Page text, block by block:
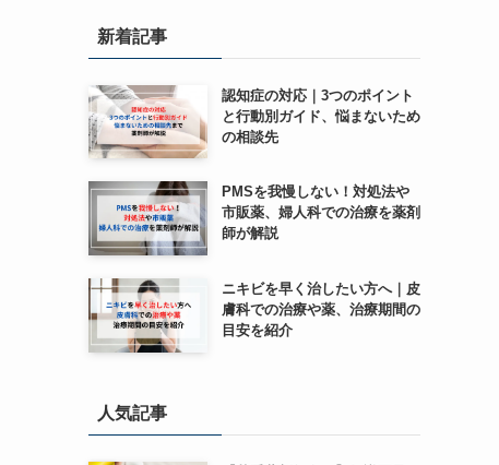
新着記事
認知症の対応｜3つのポイント
と行動別ガイド、悩まないため
の相談先
PMSを我慢しない！対処法や
市販薬、婦人科での治療を薬剤
師が解説
ニキビを早く治したい方へ｜皮
膚科での治療や薬、治療期間の
目安を紹介
人気記事